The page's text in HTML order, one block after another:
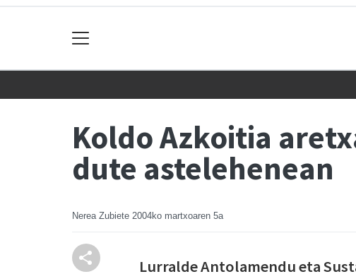
Koldo Azkoitia
dute astelehenean
Nerea Zubiete 2004ko martxoaren 5a
Lurralde Antolamendu eta